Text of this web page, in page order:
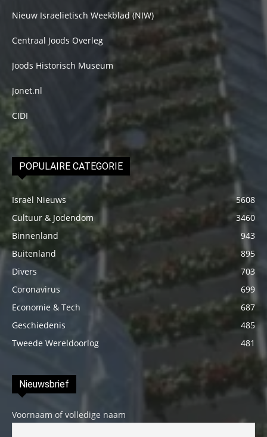
Nieuw Israelietisch Weekblad (NIW)
Centraal Joods Overleg
Joods Historisch Museum
Jonet.nl
CIDI
POPULAIRE CATEGORIE
Israël Nieuws
5608
Cultuur & Jodendom
3460
Binnenland
943
Buitenland
895
Divers
703
Coronavirus
699
Economie & Tech
687
Geschiedenis
485
Tweede Wereldoorlog
481
Nieuwsbrief
Voornaam of volledige naam